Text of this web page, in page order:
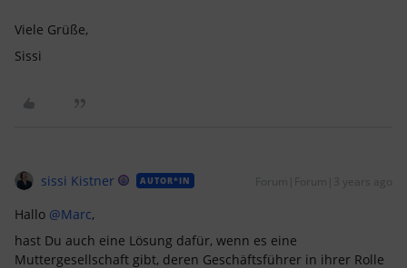
Viele Grüße,
Sissi
sissi Kistner AUTOR*IN Forum|Forum|3 years ago
Hallo @Marc,
hast Du auch eine Lösung dafür, wenn es eine
Muttergesellschaft gibt, deren Geschäftsführer in ihrer Rolle